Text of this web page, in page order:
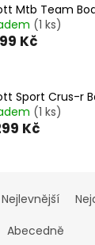
Mtb Team
(1 ks)
Kč
Sport Crus-r
(1 ks)
Kč
Nejlevnější
Abecedně